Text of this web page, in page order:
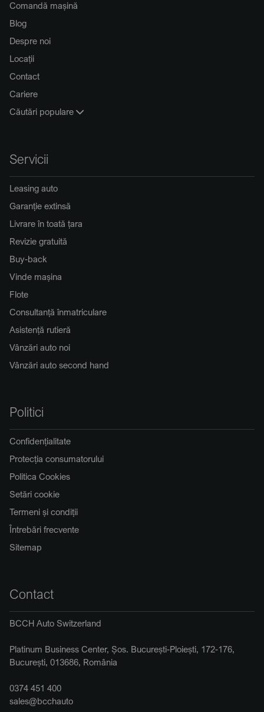
Comandă mașină
Blog
Despre noi
Locații
Contact
Cariere
Căutări populare
Servicii
Leasing auto
Garanție extinsă
Livrare în toată țara
Revizie gratuită
Buy-back
Vinde mașina
Flote
Consultanță înmatriculare
Asistență rutieră
Vânzări auto noi
Vânzări auto second hand
Politici
Confidențialitate
Protecția consumatorului
Politica Cookies
Setări cookie
Termeni și condiții
Întrebări frecvente
Sitemap
Contact
BCCH Auto Switzerland
Platinum Business Center, Șos. București-Ploiești, 172-176,
București, 013686, România
0374 451 400
sales@bcchauto